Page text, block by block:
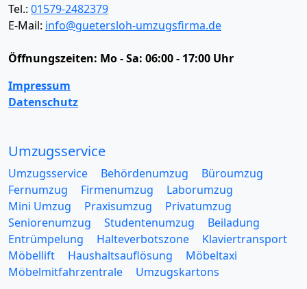
Tel.: 01579-2482379
E-Mail: info@guetersloh-umzugsfirma.de
Öffnungszeiten: Mo - Sa: 06:00 - 17:00 Uhr
Impressum
Datenschutz
Umzugsservice
Umzugsservice Behördenumzug
Büroumzug
Fernumzug
Firmenumzug
Laborumzug
Mini Umzug
Praxisumzug
Privatumzug
Seniorenumzug
Studentenumzug
Beiladung
Entrümpelung
Halteverbotszone
Klaviertransport
Möbellift
Haushaltsauflösung
Möbeltaxi
Möbelmitfahrzentrale
Umzugskartons